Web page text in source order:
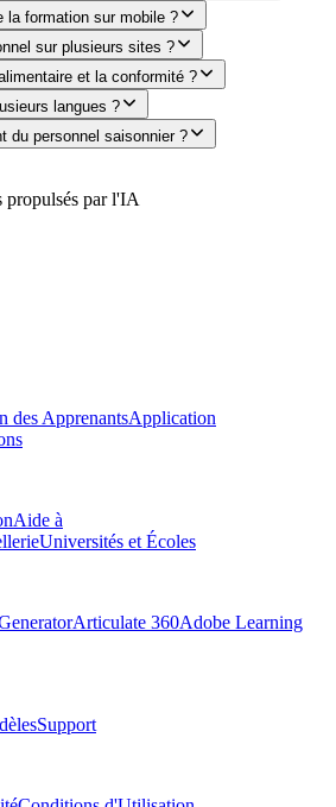
la formation sur mobile ?
sur plusieurs sites ?
et la conformité ?
langues ?
du personnel saisonnier ?
propulsés par l'IA
des ApprenantsApplication
Aide à
Universités et Écoles
Articulate 360Adobe Learning
Support